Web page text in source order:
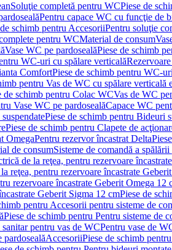
Soluţie completă pentru WCPiese de
Pentru capace WC cu funcţie de
schimb pentru AccesoriiPentru soluţie
pentru WCMaterial de consum
Vase WC pe pardosealăPiese de schimb
WC-uri cu spălare verticală
ComfortPiese de schimb pentru WC-
pentru Vas de WC cu spălare verticală
de schimb pentru Colac WCVas de WC
Vase WC pe pardosealăCapace WC
Piese de schimb pentru Bideuri
Piese de schimb pentru Clapete de
OmegaPentru rezervor încastrat Delta
de consumSisteme de comandă a
de la reţea, pentru rezervoare
reţea, pentru rezervoare încastrate
rezervoare încastrate Geberit Omega 12
Geberit Sigma 12 cmPiese de
pentru Accesorii pentru sisteme de
Piese de schimb pentru Pentru sisteme de
pentru vas de WCPentru vase de
pardosealăAccesoriiPiese de schimb